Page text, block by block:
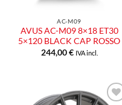
AC-M09
AVUS AC-M09 8×18 ET30
5×120 BLACK CAP ROSSO
244,00€ IVA incl.